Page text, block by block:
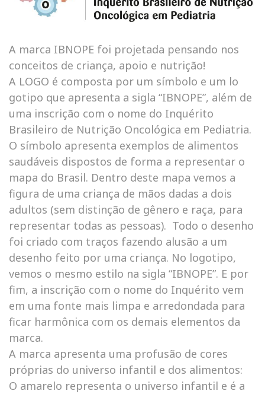
A marca IBNOPE foi projetada pensando nos
conceitos de criança, apoio e nutrição!
A LOGO é composta por um símbolo e um lo
gotipo que apresenta a sigla “IBNOPE”, além de
uma inscrição com o nome do Inquérito
Brasileiro de Nutrição Oncológica em Pediatria.
O símbolo apresenta exemplos de alimentos
saudáveis dispostos de forma a representar o
mapa do Brasil. Dentro deste mapa vemos a
figura de uma criança de mãos dadas a dois
adultos (sem distinção de gênero e raça, para
representar todas as pessoas). Todo o desenho
foi criado com traços fazendo alusão a um
desenho feito por uma criança. No logotipo,
vemos o mesmo estilo na sigla “IBNOPE”. E por
fim, a inscrição com o nome do Inquérito vem
em uma fonte mais limpa e arredondada para
ficar harmônica com os demais elementos da
marca.
A marca apresenta uma profusão de cores
próprias do universo infantil e dos alimentos:
O amarelo representa o universo infantil e é a